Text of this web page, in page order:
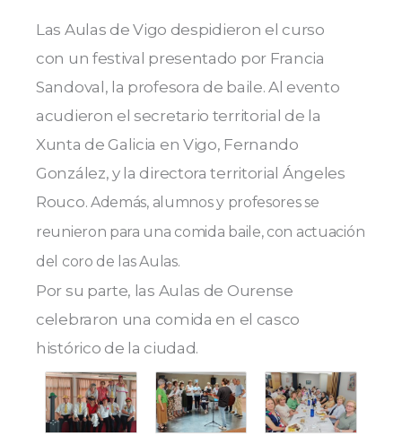
Las Aulas deVigo despidieron el curso
con un festival presentado por Francia
Sandoval, la profesora de baile. Al evento
acudieron el secretario territorial de la
Xunta de Galicia en Vigo, Fernando
González, y la directora territorial Ángeles
Rouco. Además, alumnos y profesores se
reunieron para una comida baile, con actuación
del coro de las Aulas.
Por su parte, las Aulas de Ourense
celebraron una comida en el casco
histórico de la ciudad.